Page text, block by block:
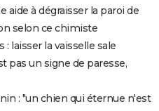
aide à dégraisser la paroi de
selon ce chimiste
laisser la vaisselle sale
pas un signe de paresse,
: "un chien qui éternue n'est